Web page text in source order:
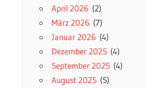
April 2026 (2)
März 2026 (7)
Januar 2026 (4)
Dezember 2025(4)
September 2025(4)
August 2025(5)